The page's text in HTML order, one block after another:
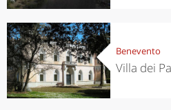
Benevento
Villa dei